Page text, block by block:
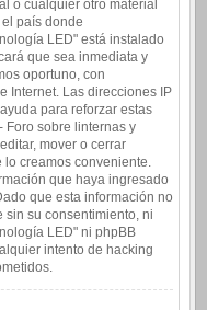
o cualquier otro material
país donde
LED" está instalado
que sea inmediata y
oportuno, con
Internet. Las direcciones IP
para reforzar estas
Foro sobre linternas y
mover o cerrar
creamos conveniente.
que haya ingresado
que esta información no
sin su consentimiento, ni
LED" ni phpBB
intento de hacking